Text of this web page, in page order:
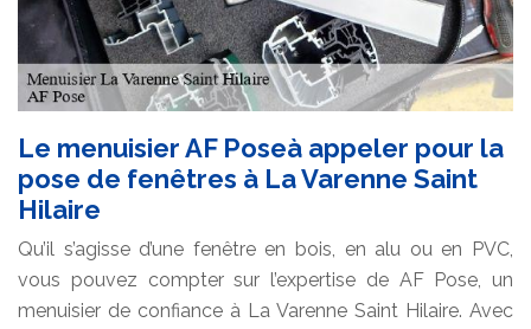
Le menuisier AF Poseà appeler pour la
pose de fenêtres à La Varenne Saint
Hilaire
Qu’il s’agisse d’une fenêtre en bois, en alu ou en PVC,
vous pouvez compter sur l’expertise de AF Pose, un
menuisier de confiance à La Varenne Saint Hilaire. Avec